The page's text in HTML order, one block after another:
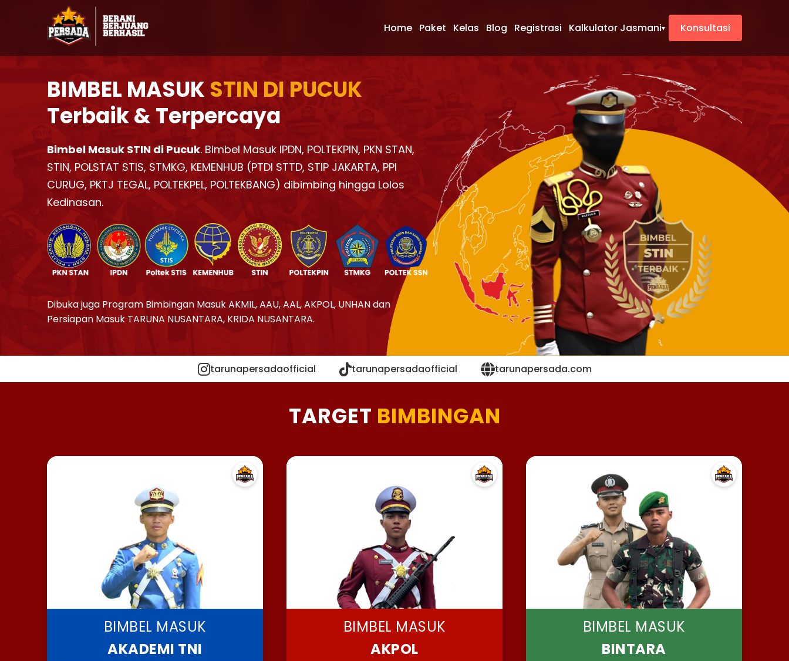
Home Paket Kelas Blog Registrasi Kalkulator Jasmani▾ Konsultasi
BIMBEL MASUK STIN DI PUCUK
Terbaik & Terpercaya
Bimbel Masuk STIN di Pucuk. Bimbel Masuk IPDN, POLTEKPIN, PKN STAN,
STIN, POLSTAT STIS, STMKG, KEMENHUB (PTDI STTD, STIP JAKARTA, PPI
CURUG, PKTJ TEGAL, POLTEKPEL, POLTEKBANG) dibimbing hingga Lolos
Kedinasan.
Dibuka juga Program Bimbingan Masuk AKMIL, AAU, AAL, AKPOL, UNHAN dan
Persiapan Masuk TARUNA NUSANTARA, KRIDA NUSANTARA.
tarunapersadaofficial tarunapersadaofficial tarunapersada.com
TARGET BIMBINGAN
BIMBEL MASUK
AKADEMI TNI
BIMBEL MASUK
AKPOL
BIMBEL MASUK
BINTARA